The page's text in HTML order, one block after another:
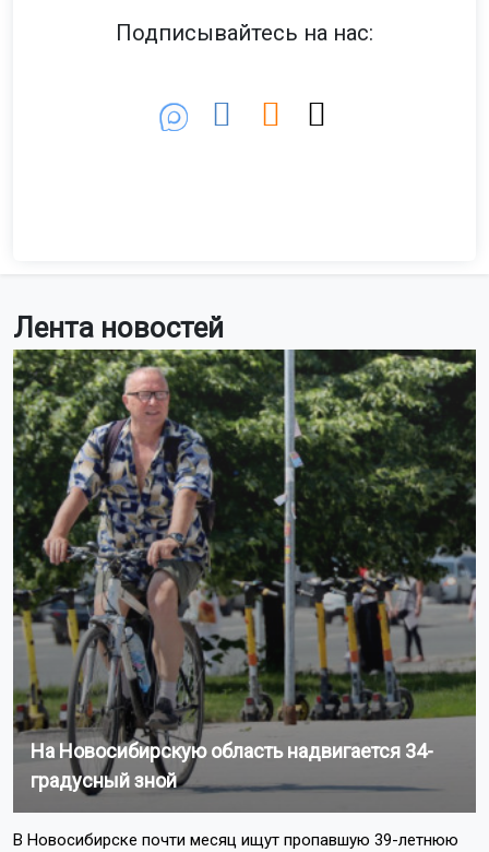
Лента новостей
На Новосибирскую область надвигается 34-
градусный зной
В Новосибирске почти месяц ищут пропавшую 39-летнюю
Подписывайтесь на нас: